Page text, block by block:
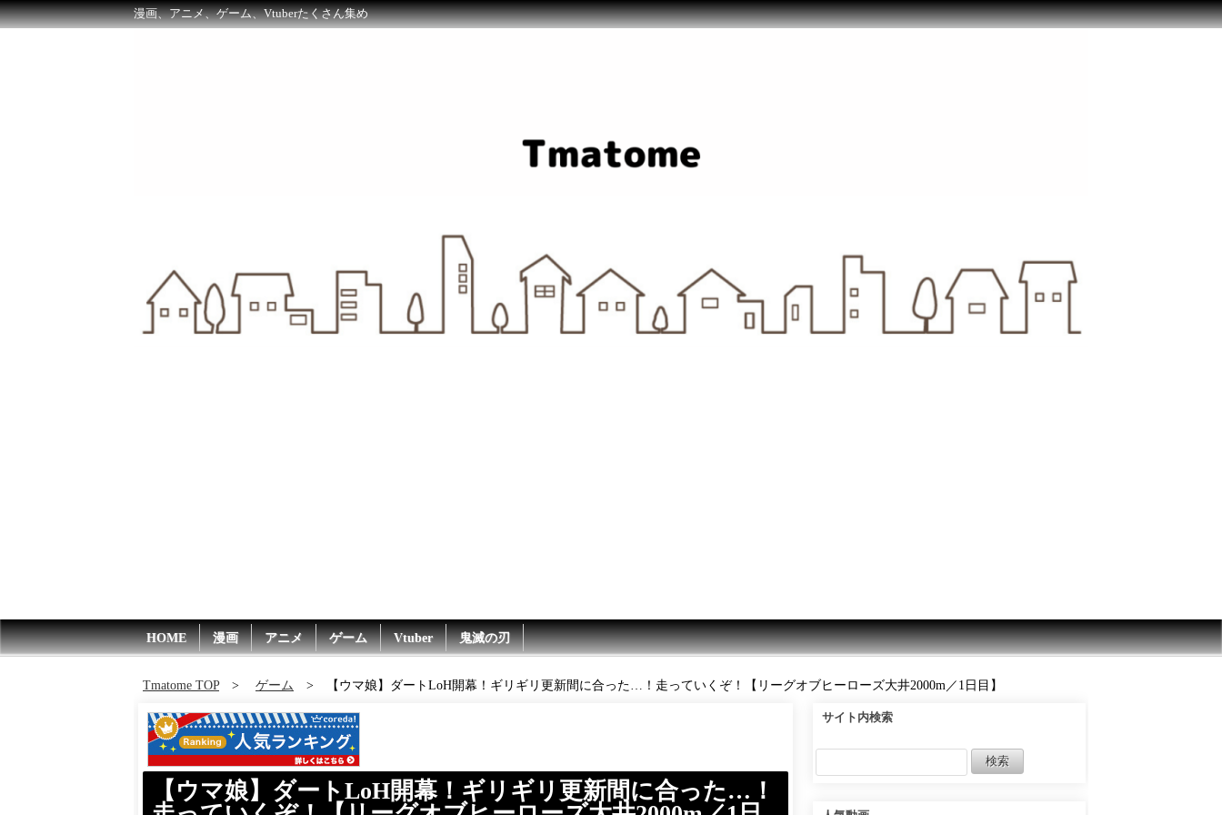
漫画、アニメ、ゲーム、Vtuberたくさん集め
HOME 漫画 アニメ ゲーム Vtuber 鬼滅の刃
Tmatome TOP ゲーム 【ウマ娘】ダートLoH開幕！ギリギリ更新間に合った…！走っていくぞ！【リーグオブヒーローズ大井2000m／1日目】
【ウマ娘】ダートLoH開幕！ギリギリ更新間に合った…！
サイト内検索